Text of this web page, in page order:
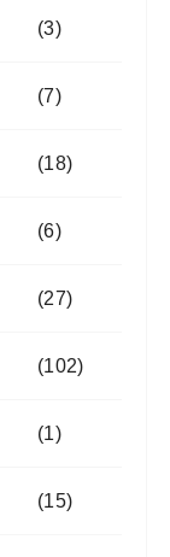
(3)
(7)
(18)
(6)
(27)
(102)
(1)
(15)